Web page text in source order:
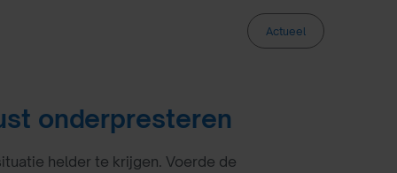
Actueel
onderpresteren
helder te krijgen. Voerde de